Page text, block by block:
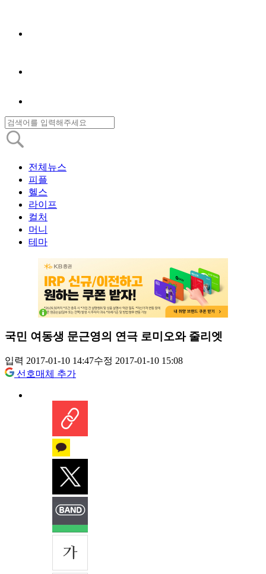
전체뉴스
피플
헬스
라이프
컬처
머니
테마
국민 여동생 문근영의 연극 로미오와 줄리엣
입력 2017-01-10 14:47수정 2017-01-10 15:08
선호매체 추가